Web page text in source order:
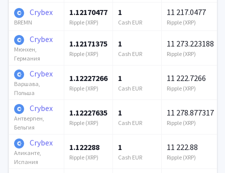
Crybex
BREMN
1.12170477
Ripple (XRP)
1
Cash EUR
11 217.0477
Ripple (XRP)
Crybex
Мюнхен,
Германия
1.12171375
Ripple (XRP)
1
Cash EUR
11 273.223188
Ripple (XRP)
Crybex
Варшава,
Польша
1.12227266
Ripple (XRP)
1
Cash EUR
11 222.7266
Ripple (XRP)
Crybex
Антверпен,
Бельгия
1.12227635
Ripple (XRP)
1
Cash EUR
11 278.877317
Ripple (XRP)
Crybex
Аликанте,
Испания
1.122288
Ripple (XRP)
1
Cash EUR
11 222.88
Ripple (XRP)